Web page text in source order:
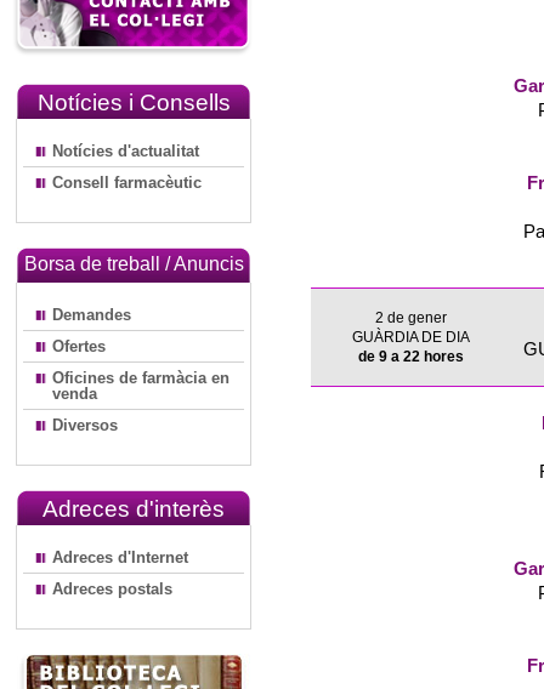
Notícies i Consells
Notícies d'actualitat
Consell farmacèutic
Borsa de treball / Anuncis
Demandes
Ofertes
Oficines de farmàcia en
venda
Diversos
Adreces d'interès
Adreces d'Internet
Adreces postals
2 de gener
GUÀRDIA DE DIA
de 9 a 22 hores